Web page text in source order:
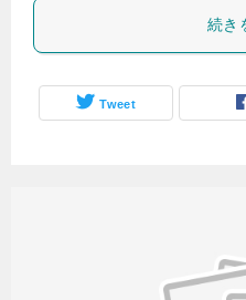
続き
Tweet